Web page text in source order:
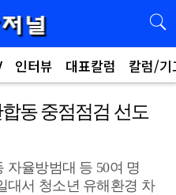
인터뷰 대표칼럼 칼럼/기
동 중점점검 선도
자율방범대 등 50여 명
대서 청소년 유해환경 차